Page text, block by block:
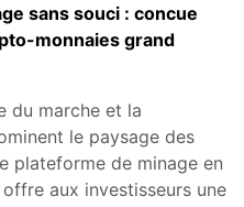
sans souci : concue
monnaies grand
du marche et la
le paysage des
plateforme de minage en
aux investisseurs une